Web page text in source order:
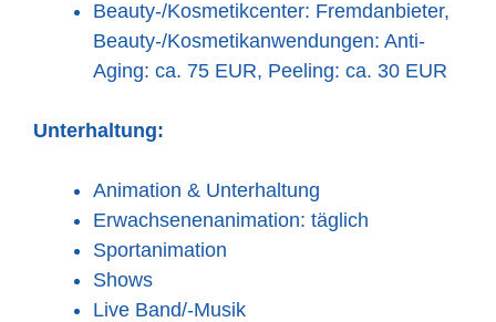
Beauty-/Kosmetikcenter: Fremdanbieter,
Beauty-/Kosmetikanwendungen: Anti-
Aging: ca. 75 EUR, Peeling: ca. 30 EUR
Unterhaltung:
Animation & Unterhaltung
Erwachsenenanimation: täglich
Sportanimation
Shows
Live Band/-Musik